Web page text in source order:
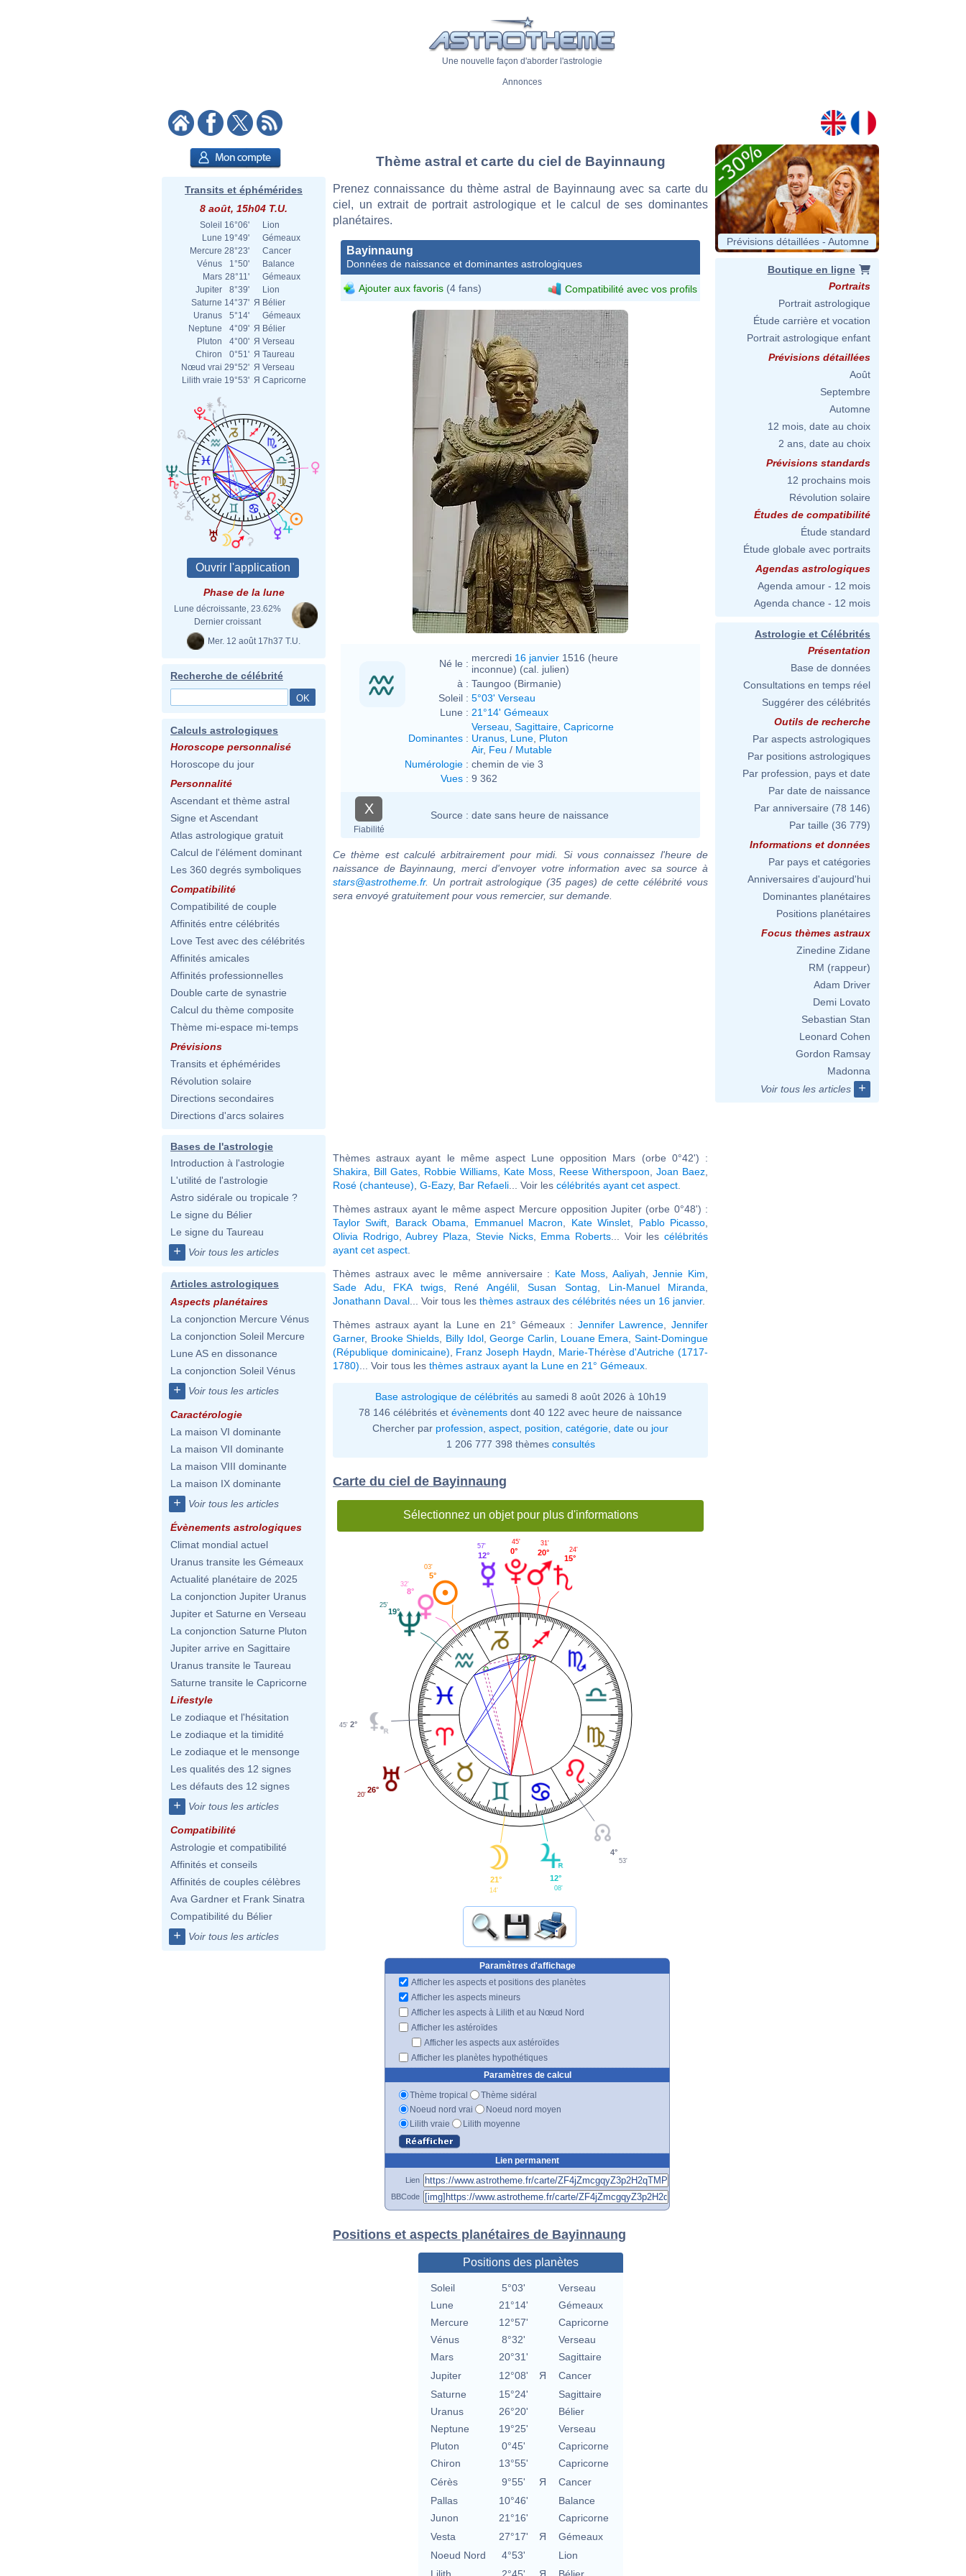
Une nouvelle façon d'aborder l'astrologie
Annonces
Transits et éphémérides
8 août, 15h04 T.U.
Soleil 16°06'
Lion
Lune 19°49'
Gémeaux
Mercure 28°23'
Cancer
Vénus
1°50'
Balance
Mars 28°11'
Gémeaux
Jupiter
8°39'
Lion
Saturne 14°37' Я Bélier
Uranus
5°14'
Gémeaux
Neptune
4°09' Я Bélier
Pluton
4°00' Я Verseau
Chiron
0°51' Я Taureau
Nœud vrai 29°52' Я Verseau
Lilith vraie 19°53' Я Capricorne
Phase de la lune
Lune décroissante, 23.62%
Dernier croissant
Mer. 12 août 17h37 T.U.
Recherche de célébrité
Calculs astrologiques
Horoscope personnalisé
Horoscope du jour
Personnalité
Ascendant et thème astral
Signe et Ascendant
Atlas astrologique gratuit
Calcul de l'élément dominant
Les 360 degrés symboliques
Compatibilité
Compatibilité de couple
Affinités entre célébrités
Love Test avec des célébrités
Affinités amicales
Affinités professionnelles
Double carte de synastrie
Calcul du thème composite
Thème mi-espace mi-temps
Prévisions
Transits et éphémérides
Révolution solaire
Directions secondaires
Directions d'arcs solaires
Bases de l'astrologie
Introduction à l'astrologie
L'utilité de l'astrologie
Astro sidérale ou tropicale ?
Le signe du Bélier
Le signe du Taureau
+ Voir tous les articles
Articles astrologiques
Aspects planétaires
La conjonction Mercure Vénus
La conjonction Soleil Mercure
Lune AS en dissonance
La conjonction Soleil Vénus
+ Voir tous les articles
Caractérologie
La maison VI dominante
La maison VII dominante
La maison VIII dominante
La maison IX dominante
+ Voir tous les articles
Évènements astrologiques
Climat mondial actuel
Uranus transite les Gémeaux
Actualité planétaire de 2025
La conjonction Jupiter Uranus
Jupiter et Saturne en Verseau
La conjonction Saturne Pluton
Jupiter arrive en Sagittaire
Uranus transite le Taureau
Saturne transite le Capricorne
Lifestyle
Le zodiaque et l'hésitation
Le zodiaque et la timidité
Le zodiaque et le mensonge
Les qualités des 12 signes
Les défauts des 12 signes
+ Voir tous les articles
Compatibilité
Astrologie et compatibilité
Affinités et conseils
Affinités de couples célèbres
Ava Gardner et Frank Sinatra
Compatibilité du Bélier
+ Voir tous les articles
Thème astral et carte du ciel de Bayinnaung
Prenez connaissance du thème astral de Bayinnaung avec sa carte du
ciel, un extrait de portrait astrologique et le calcul de ses dominantes
planétaires.
Bayinnaung
Données de naissance et dominantes astrologiques
Ajouter aux favoris (4 fans) Compatibilité avec vos profils
Né le : mercredi 16 janvier 1516 (heure
inconnue) (cal. julien)
à : Taungoo (Birmanie)
Soleil : 5°03' Verseau
Lune : 21°14' Gémeaux
Dominantes :
Verseau Sagittaire Capricorne
Uranus Lune Pluton
Air, Feu / Mutable
Numérologie : chemin de vie 3
Vues : 9 362
X
Fiabilité
Source : date sans heure de naissance
Ce thème est calculé arbitrairement pour midi. Si vous connaissez l'heure de
naissance de Bayinnaung, merci d'envoyer votre information avec sa source à
stars@astrotheme.fr. Un portrait astrologique (35 pages) de cette célébrité vous
sera envoyé gratuitement pour vous remercier, sur demande.
Thèmes astraux ayant le même aspect Lune opposition Mars (orbe 0°42') :
Shakira
Bill Gates Robbie Williams Kate Moss Reese Witherspoon Joan Baez
Rosé (chanteuse) G-Eazy, Bar Refaeli ... Voir les célébrités ayant cet aspect
Thèmes astraux ayant le même aspect Mercure opposition Jupiter (orbe 0°48') :
Taylor Swift
Barack Obama Emmanuel Macron Kate Winslet Pablo Picasso
Olivia Rodrigo,Aubrey Plaza Stevie Nicks, Emma Roberts... Voir lescélébrités
ayant cet aspect
Thèmes astraux avec le même anniversaire : Kate Moss, Aaliyah ,Jennie Kim
Sade Adu
FKA twigs, René Angélil,Susan Sontag Lin-Manuel Miranda
Jonathann Daval ... Voir tous les thèmes astraux des célébrités nées un 16 janvier.
Thèmes astraux ayant la Lune en 21° Gémeaux : Jennifer Lawrence ,Jennifer
Garner, Brooke Shields Billy Idol,George Carlin Louane Emera ,Saint-Domingue
(République dominicaine)
Franz Joseph Haydn
Marie-Thérèse d'Autriche (1717-
1780) ... Voir tous les thèmes astraux ayant la Lune en 21° Gémeaux
Base astrologique de célébritésau samedi 8 août 2026 à 10h19
78 146 célébrités et évènements dont 40 122 avec heure de naissance
Chercher par profession aspect position catégorie date ou jour
1 206 777 398 thèmes consultés
Carte du ciel de Bayinnaung
Sélectionnez un objet pour plus d'informations
15°
24'
20°
31'
0°
45'
12°
57'
5°
03'
8°
32'
19°
25'
2°
45'
26°
20'
21°
14'
12°
08'
4°
53'
Paramètres d'affichage
Afficher les aspects et positions des planètes
Afficher les aspects mineurs
Afficher les aspects à Lilith et au Nœud Nord
Afficher les astéroïdes
Afficher les aspects aux astéroïdes
Afficher les planètes hypothétiques
Paramètres de calcul
Thème tropical
Thème sidéral
Noeud nord vrai
Noeud nord moyen
Lilith vraie
Lilith moyenne
Lien permanent
Lien
BBCode
Positions et aspects planétaires de Bayinnaung
Positions des planètes
Soleil 5°03'
Verseau
Lune
21°14'
Gémeaux
Mercure
12°57'
Capricorne
Vénus
8°32'
Verseau
Mars
20°31'
Sagittaire
Jupiter
12°08' Я
Cancer
Saturne
15°24'
Sagittaire
Uranus
26°20'
Bélier
Neptune
19°25'
Verseau
Pluton
0°45'
Capricorne
Chiron
13°55'
Capricorne
Cérès
9°55' Я
Cancer
Pallas
10°46'
Balance
Junon
21°16'
Capricorne
Vesta
27°17' Я
Gémeaux
Noeud Nord
4°53'
Lion
Prévisions détaillées - Automne
Boutique en ligne
Portraits
Portrait astrologique
Étude carrière et vocation
Portrait astrologique enfant
Prévisions détaillées
Août
Septembre
Automne
12 mois, date au choix
2 ans, date au choix
Prévisions standards
12 prochains mois
Révolution solaire
Études de compatibilité
Étude standard
Étude globale avec portraits
Agendas astrologiques
Agenda amour - 12 mois
Agenda chance - 12 mois
Astrologie et Célébrités
Présentation
Base de données
Consultations en temps réel
Suggérer des célébrités
Outils de recherche
Par aspects astrologiques
Par positions astrologiques
Par profession, pays et date
Par date de naissance
Par anniversaire (78 146)
Par taille (36 779)
Informations et données
Par pays et catégories
Anniversaires d'aujourd'hui
Dominantes planétaires
Positions planétaires
Focus thèmes astraux
Zinedine Zidane
RM (rappeur)
Adam Driver
Demi Lovato
Sebastian Stan
Leonard Cohen
Gordon Ramsay
Madonna
Voir tous les articles
+